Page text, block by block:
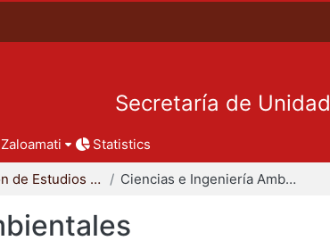
Secretaría de Unidad
Statistics
Coordinación de Estudios de Posgrado - CBI Ciencias e Ingeniería Ambientales